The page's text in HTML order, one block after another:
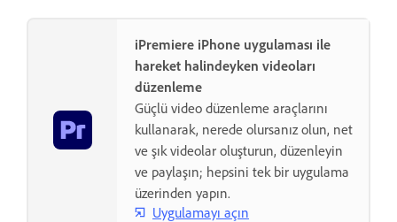
iPremiere iPhone uygulaması ile
hareket halindeyken videoları
düzenleme
Güçlü video düzenleme araçlarını
kullanarak, nerede olursanız olun, net
ve şık videolar oluşturun, düzenleyin
ve paylaşın; hepsini tek bir uygulama
üzerinden yapın.
Uygulamayı açın